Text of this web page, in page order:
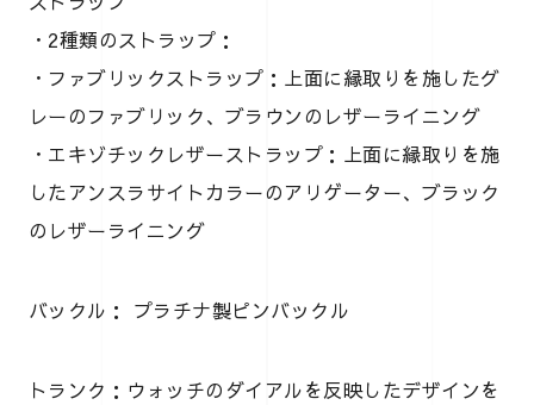
・2種類のストラップ：
・ファブリックストラップ：上面に縁取りを施したグ
レーのファブリック、ブラウンのレザーライニング
・エキゾチックレザーストラップ：上面に縁取りを施
したアンスラサイトカラーのアリゲーター、ブラック
のレザーライニング
バックル： プラチナ製ピンバックル
トランク：ウォッチのダイアルを反映したデザインを